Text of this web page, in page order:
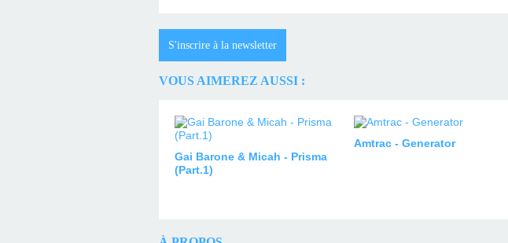
S'inscrire à la newsletter
VOUS AIMEREZ AUSSI :
Gai Barone & Micah - Prisma
(Part.1)
Amtrac - Generator